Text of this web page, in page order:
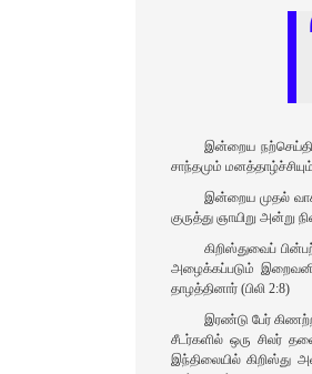
இன்றைய
சாந்தமும்
இன்றைய முதல்
குருத்து ஞாயிறு அன்று
கிறிஸ்துவைப்
அழைக்கப்படும்
தாழத்தினார் (பிலி 2:8)
இரண்டு பேர்
சீடர்களில் ஒரு சிலர்
இந்திலையில் கிறிஸ்து